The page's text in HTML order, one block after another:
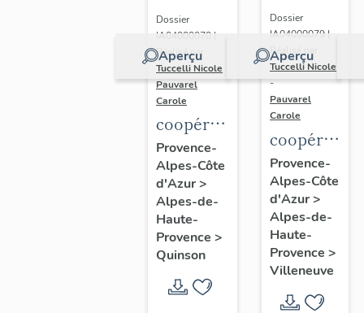
Aperçu
Dossier
IA04000070 |
Réalisé par
Tuccelli Nicole
Pauvarel
Carole
coopérative
vinicole
L’Émancipatrice
Provence-
Alpes-Côte
d'Azur>
Alpes-de-
Haute-
Provence >
Quinson
Aperçu
Dossier
IA04000079 |
Réalisé par
Tuccelli Nicole
-
Pauvarel
Carole
coopérative
vinicole
Les
Maîtres
Vignerons
de la
Roche
Amère
Provence-
Alpes-Côte
d'Azur>
Alpes-de-
Haute-
Provence >
Villeneuve